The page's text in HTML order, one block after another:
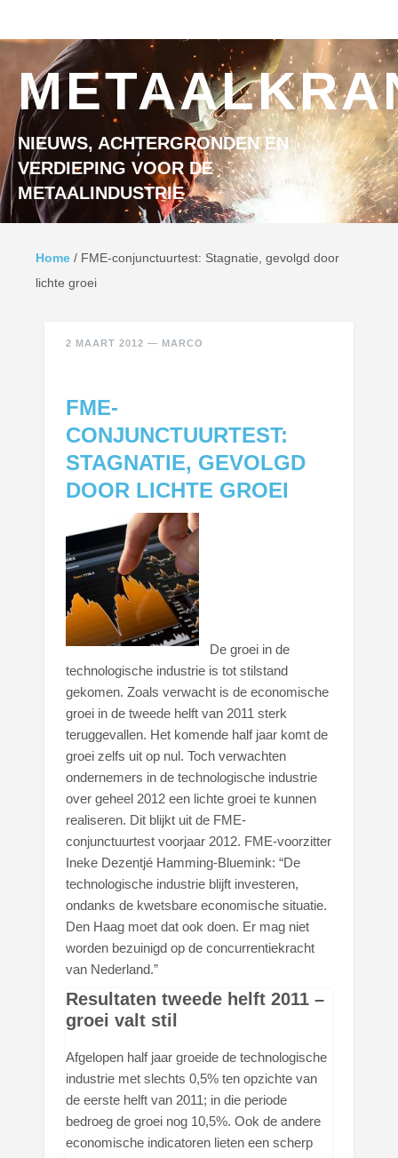
NIEUWS, ACHTERGRONDEN EN
VERDIEPING VOOR DE
METAALINDUSTRIE
Home / FME-conjunctuurtest: Stagnatie, gevolgd door
lichte groei
2 MAART 2012 — MARCO
FME-
CONJUNCTUURTEST:
STAGNATIE, GEVOLGD
DOOR LICHTE GROEI
De groei in de
technologische industrie is tot stilstand
gekomen. Zoals verwacht is de economische
groei in de tweede helft van 2011 sterk
teruggevallen. Het komende half jaar komt de
groei zelfs uit op nul. Toch verwachten
ondernemers in de technologische industrie
over geheel 2012 een lichte groei te kunnen
realiseren. Dit blijkt uit de FME-
conjunctuurtest voorjaar 2012. FME-voorzitter
Ineke Dezentjé Hamming-Bluemink: “De
technologische industrie blijft investeren,
ondanks de kwetsbare economische situatie.
Den Haag moet dat ook doen. Er mag niet
worden bezuinigd op de concurrentiekracht
van Nederland.”
Resultaten tweede helft 2011 –
groei valt stil
Afgelopen half jaar groeide de technologische
industrie met slechts 0,5% ten opzichte van
de eerste helft van 2011; in die periode
bedroeg de groei nog 10,5%. Ook de andere
economische indicatoren lieten een scherp